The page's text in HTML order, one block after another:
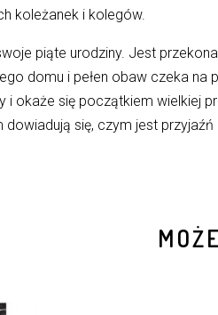
koleżanek i kolegów.
piąte urodziny. Jest
domu i pełen obaw czeka
i okaże się początkiem wielkiej
dowiadują się, czym jest